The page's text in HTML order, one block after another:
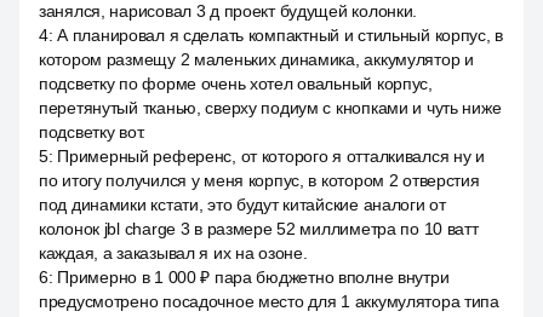
занялся, нарисовал 3 д проект будущей колонки.
4:А планировал я сделать компактный и стильный корпус, в
котором размещу 2 маленьких динамика, аккумулятор и
подсветку по форме очень хотел овальный корпус,
перетянутый тканью, сверху подиум с кнопками и чуть ниже
подсветку вот.
5: Примерный референс, от которого я отталкивался ну и
по итогу получился у меня корпус, в котором 2 отверстия
под динамики кстати, это будут китайские аналоги от
колонок jbl charge 3 в размере 52 миллиметра по 10 ватт
каждая, а заказывал я их на озоне.
6: Примерно в 1 000 ₽ пара бюджетно вполне внутри
предусмотрено посадочное место для 1 аккумулятора типа